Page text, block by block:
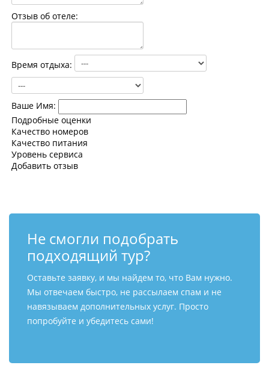
Отзыв об отеле:
Время отдыха:
Ваше Имя:
Подробные оценки
Качество номеров
Качество питания
Уровень сервиса
Добавить отзыв
Не смогли подобрать
подходящий тур?
Оставьте заявку, и мы найдем то, что Вам нужно.
Мы отвечаем быстро, не рассылаем спам и не
навязываем дополнительных услуг. Просто
попробуйте и убедитесь сами!